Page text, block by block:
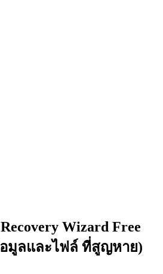
Wizard Free
มูลและไฟล์ ที่สูญหาย)